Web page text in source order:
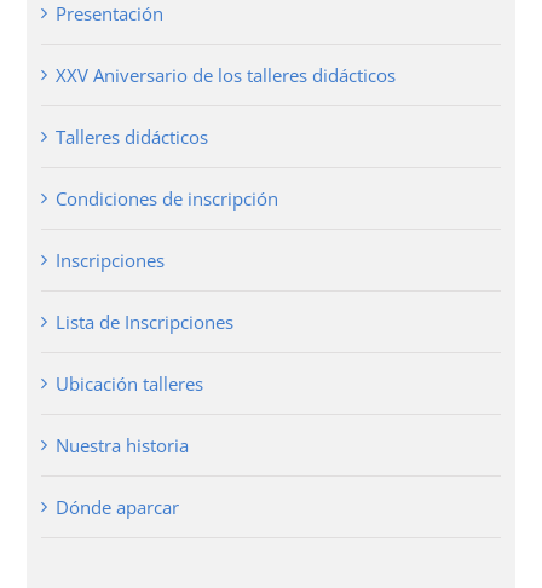
Presentación
XXV Aniversario de los talleres didácticos
Talleres didácticos
Condiciones de inscripción
Inscripciones
Lista de Inscripciones
Ubicación talleres
Nuestra historia
Dónde aparcar